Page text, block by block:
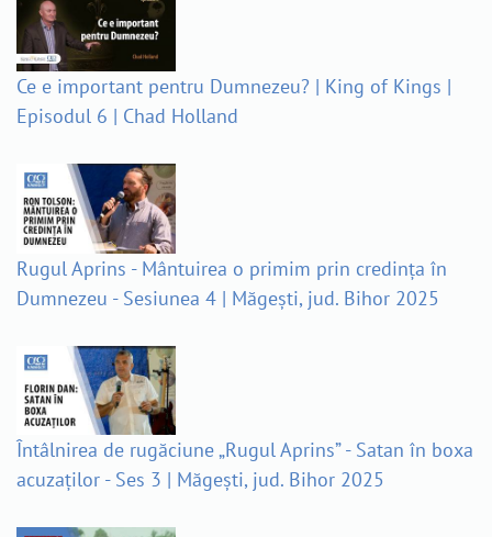
Ce e important pentru Dumnezeu? | King of Kings |
Episodul 6 | Chad Holland
Rugul Aprins - Mântuirea o primim prin credința în
Dumnezeu - Sesiunea 4 | Măgești, jud. Bihor 2025
Întâlnirea de rugăciune „Rugul Aprins” - Satan în boxa
acuzaților - Ses 3 | Măgești, jud. Bihor 2025